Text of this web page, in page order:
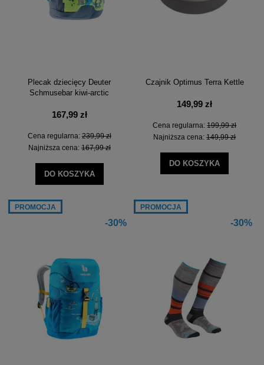
Plecak dziecięcy Deuter
Schmusebar kiwi-arctic
167,99 zł
Cena regularna:239,99 zł
Najniższa cena:167,99 zł
DO KOSZYKA
Czajnik Optimus Terra Kettle
149,99 zł
Cena regularna:199,99 zł
Najniższa cena:149,99 zł
DO KOSZYKA
-30%
PROMOCJA
-30%
PROMOCJA